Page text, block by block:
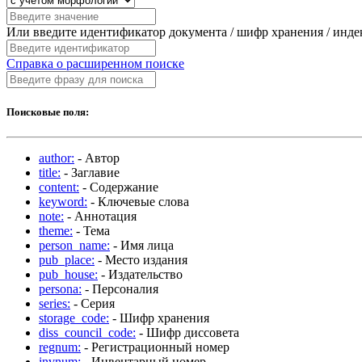
Или введите идентификатор документа / шифр хранения /
Справка о расширенном поиске
Поисковые поля:
author: - Автор
title: - Заглавие
content: - Содержание
keyword: - Ключевые слова
note: - Аннотация
theme: - Тема
person_name: - Имя лица
pub_place: - Место издания
pub_house: - Издательство
persona: - Персоналия
series: - Серия
storage_code: - Шифр хранения
diss_council_code: - Шифр диссовета
regnum: - Регистрационный номер